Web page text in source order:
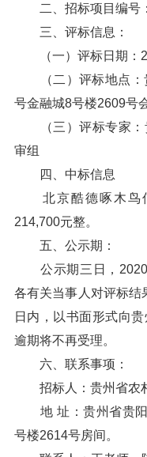
二、招标项目编号
三、评标信息：
（一）评标日期：
（二）评标地点：
号金融城8号楼2609号
（三）评标专家：
审组
四、中标信息
北京酷德啄木鸟信
214,700元整。
五、公示期：
公示期三日，2020
各有关当事人对评标结
日内，以书面形式向
逾期将不再受理。
六、联系事项：
招标人：贵州省农
地 址：贵州省贵阳
号楼2614号房间。